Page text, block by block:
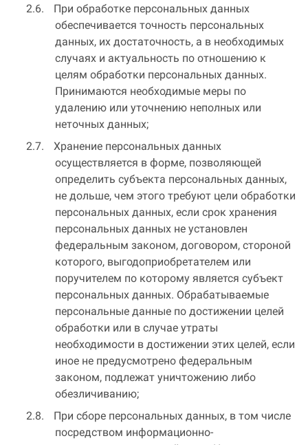
При обработке персональных данных
обеспечивается точность персональных
данных, их достаточность, а в необходимых
случаях и актуальность по отношению к
целям обработки персональных данных.
Принимаются необходимые меры по
удалению или уточнению неполных или
неточных данных;
Хранение персональных данных
осуществляется в форме, позволяющей
определить субъекта персональных данных,
не дольше, чем этого требуют цели обработки
персональных данных, если срок хранения
персональных данных не установлен
федеральным законом, договором, стороной
которого, выгодоприобретателем или
поручителем по которому является субъект
персональных данных. Обрабатываемые
персональные данные по достижении целей
обработки или в случае утраты
необходимости в достижении этих целей, если
иное не предусмотрено федеральным
законом, подлежат уничтожению либо
обезличиванию;
При сборе персональных данных, в том числе
посредством информационно-